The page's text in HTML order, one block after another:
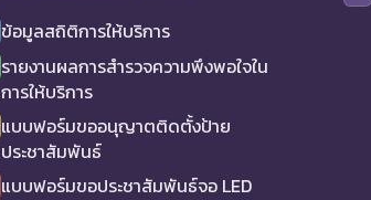
ข้อมูลสถิติการให้บริการ
รายงานผลการสำรวจความพึงพอใจใน
การให้บริการ
แบบฟอร์มขออนุญาตติดตั้งป้าย
ประชาสัมพันธ์
แบบฟอร์มขอประชาสัมพันธ์จอ LED